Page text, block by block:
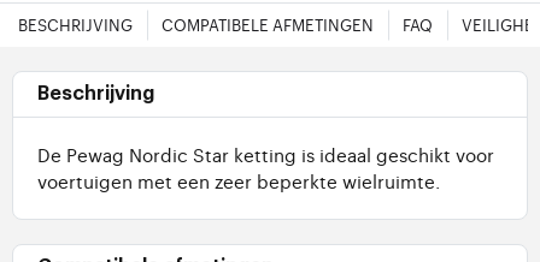
BESCHRIJVING COMPATIBELE AFMETINGEN FAQ
Beschrijving
De Pewag Nordic Star ketting is ideaal geschikt voor
voertuigen met een zeer beperkte wielruimte.